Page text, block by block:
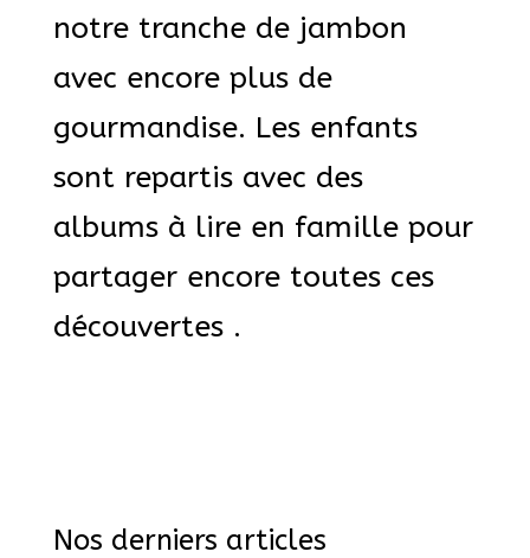
notre tranche de jambon
avec encore plus de
gourmandise. Les enfants
sont repartis avec des
albums à lire en famille pour
partager encore toutes ces
découvertes .
Nos derniers articles